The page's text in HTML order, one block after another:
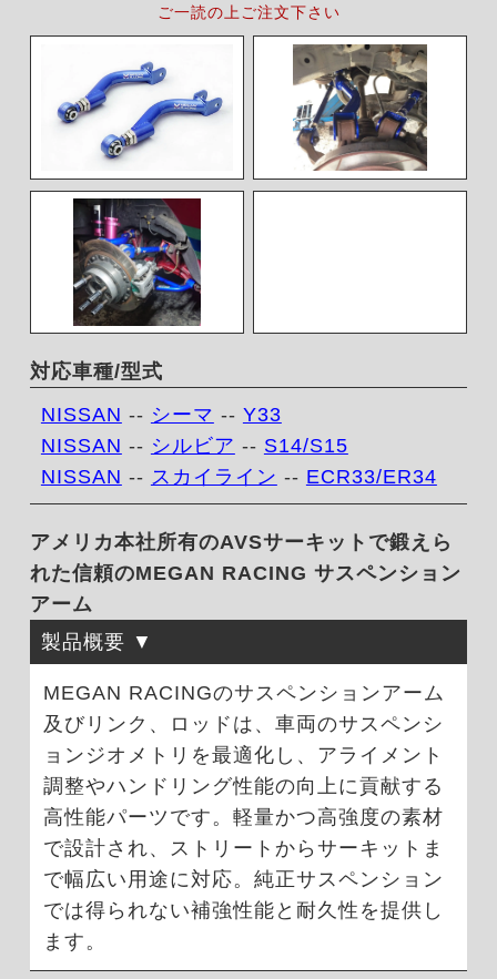
ご一読の上ご注文下さい
対応車種/型式
NISSAN -- シーマ -- Y33
NISSAN -- シルビア -- S14/S15
NISSAN -- スカイライン -- ECR33/ER34
アメリカ本社所有のAVSサーキットで鍛えら
れた信頼のMEGAN RACING サスペンション
アーム
製品概要
MEGAN RACINGのサスペンションアーム
及びリンク、ロッドは、車両のサスペンシ
ョンジオメトリを最適化し、アライメント
調整やハンドリング性能の向上に貢献する
高性能パーツです。軽量かつ高強度の素材
で設計され、ストリートからサーキットま
で幅広い用途に対応。純正サスペンション
では得られない補強性能と耐久性を提供し
ます。